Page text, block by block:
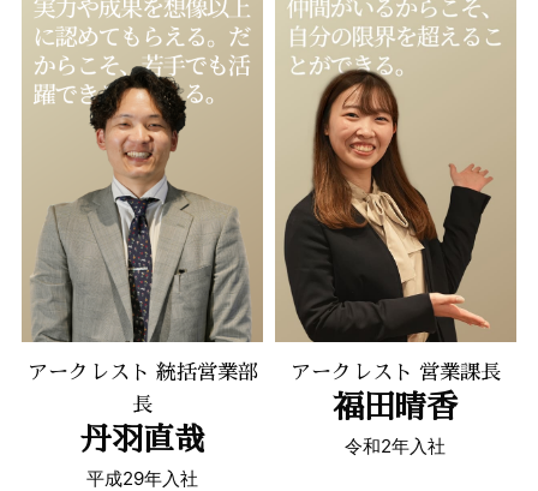
アークレスト 統括営業部
長
丹羽直哉
平成29年入社
アークレスト 営業課長
福田晴香
令和2年入社